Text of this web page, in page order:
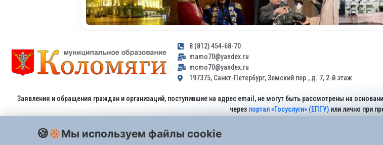
8 (812) 454-68-70
mamo70@yandex.ru
mcmo70@yandex.ru
197375, Санкт-Петербург, Земский пер., д. 7, 2-й этаж
Заявления и обращения граждан и организаций, поступившие на адрес email, не могут быть рассмотрены на
через портал «Госуслуги» (ЕПГУ)или лично при
Мы используем файлы cookie